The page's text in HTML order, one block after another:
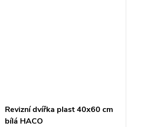
Revizní dvířka plast 40x60 cm
bílá HACO